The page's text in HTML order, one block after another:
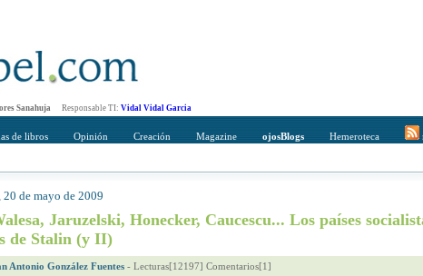
Sanahuja Responsable TI: Vidal Vidal Garcia
de libros Opinión Creación Magazine ojosBlogs Hemeroteca
Direccción de correo del destinatario
20 de mayo de 2009
Jaruzelski, Honecker, Caucescu... Los países
de Stalin (y II)
Antonio González Fuentes - Lecturas[12197] Comentarios[1]